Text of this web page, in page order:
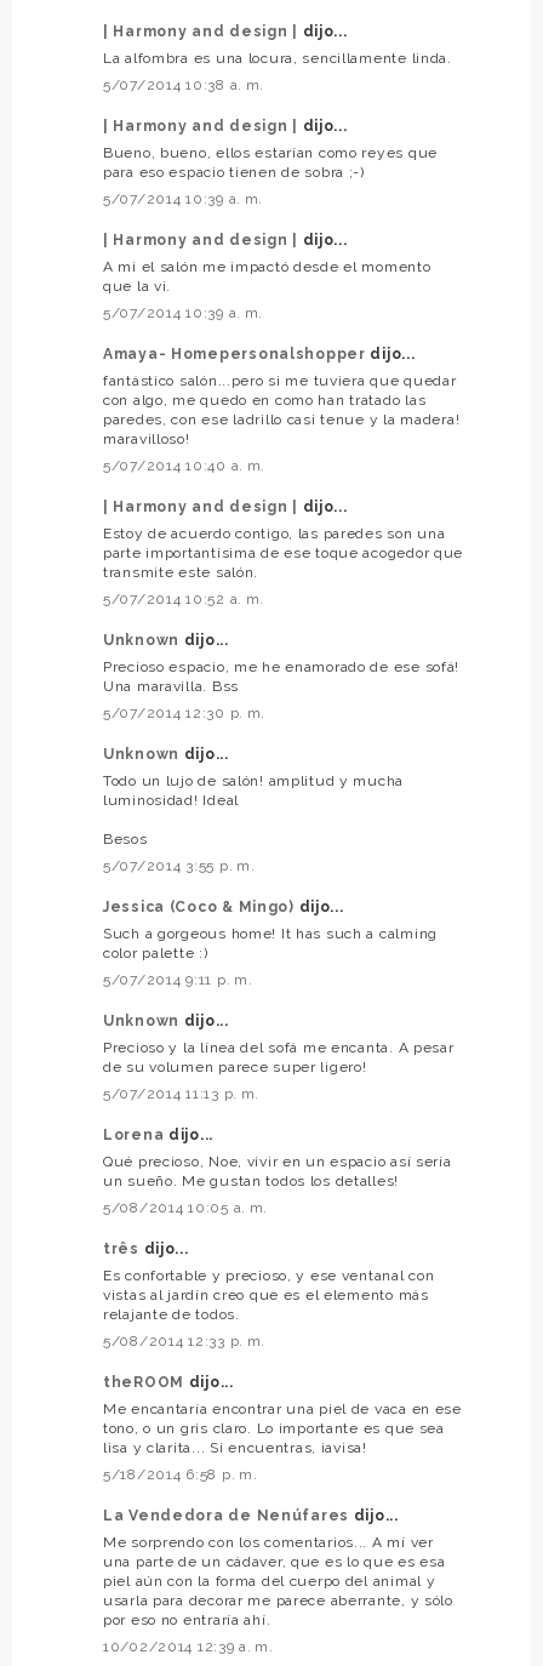
| Harmony and design |
dijo...
La alfombra es una locura, sencillamente linda.
5/07/2014 10:38 a. m.
| Harmony and design |
dijo...
Bueno, bueno, ellos estarían como reyes que
para eso espacio tienen de sobra ;-)
5/07/2014 10:39 a. m.
| Harmony and design |
dijo...
A mi el salón me impactó desde el momento
que la vi.
5/07/2014 10:39 a. m.
Amaya- Homepersonalshopper dijo...
fantástico salón...pero si me tuviera que quedar
con algo, me quedo en como han tratado las
paredes, con ese ladrillo casi tenue y la madera!
maravilloso!
5/07/2014 10:40 a. m.
| Harmony and design |
dijo...
Estoy de acuerdo contigo, las paredes son una
parte importantísima de ese toque acogedor que
transmite este salón.
5/07/2014 10:52 a. m.
Unknown dijo...
Precioso espacio, me he enamorado de ese sofá!
Una maravilla. Bss
5/07/2014 12:30 p. m.
Unknown dijo...
Todo un lujo de salón! amplitud y mucha
luminosidad! Ideal
Besos
5/07/2014 3:55 p. m.
Jessica (Coco & Mingo) dijo...
Such a gorgeous home! It has such a calming
color palette :)
5/07/2014 9:11 p. m.
Unknown dijo...
Precioso y la línea del sofá me encanta. A pesar
de su volumen parece super ligero!
5/07/2014 11:13 p. m.
Lorena dijo...
Qué precioso, Noe, vivir en un espacio así sería
un sueño. Me gustan todos los detalles!
5/08/2014 10:05 a. m.
três dijo...
Es confortable y precioso, y ese ventanal con
vistas al jardín creo que es el elemento más
relajante de todos.
5/08/2014 12:33 p. m.
theROOM dijo...
Me encantaría encontrar una piel de vaca en ese
tono, o un gris claro. Lo importante es que sea
lisa y clarita... Si encuentras, ¡avisa!
5/18/2014 6:58 p. m.
La Vendedora de Nenúfares dijo...
Me sorprendo con los comentarios... A mí ver
una parte de un cádaver, que es lo que es esa
piel aún con la forma del cuerpo del animal y
usarla para decorar me parece aberrante, y sólo
por eso no entraría ahí.
10/02/2014 12:39 a. m.